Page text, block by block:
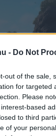
- Do Not
out of the sale,
for targeted
Please
based
to third
of your